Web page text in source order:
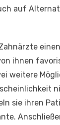
auf
ihnen
weitere
sie ihren